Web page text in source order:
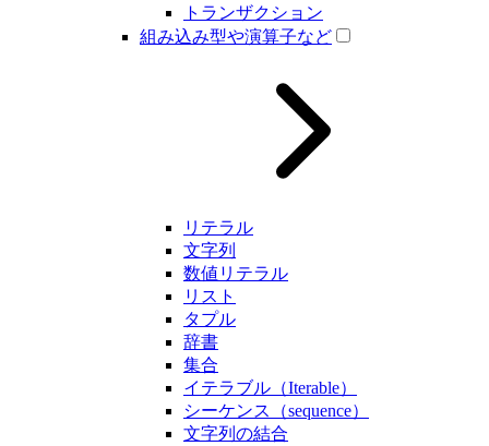
トランザクション
組み込み型や演算子など
リテラル
文字列
数値リテラル
リスト
タプル
辞書
集合
イテラブル（Iterable）
シーケンス（sequence）
文字列の結合